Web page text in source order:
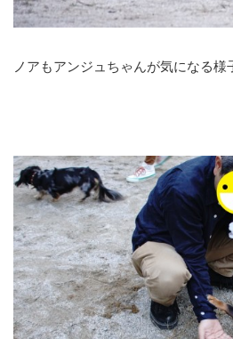
ノアもアンジュちゃんが気になる様